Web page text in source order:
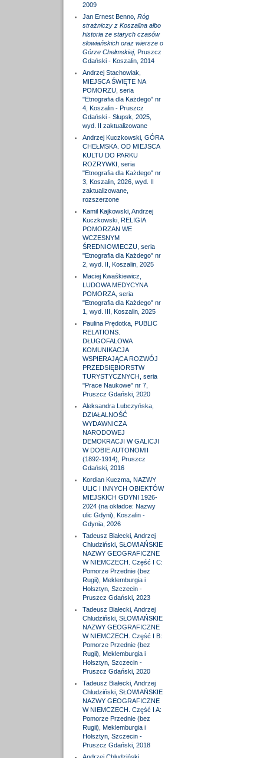
2009
Jan Ernest Benno, Róg
strażniczy z Koszalina albo
historia ze starych czasów
słowiańskich oraz wiersze o
Górze Chełmskiej, Pruszcz
Gdański - Koszalin, 2014
Andrzej Stachowiak,
MIEJSCA ŚWIĘTE NA
POMORZU, seria
"Etnografia dla Każdego" nr
4, Koszalin - Pruszcz
Gdański - Słupsk, 2025,
wyd. II zaktualizowane
Andrzej Kuczkowski, GÓRA
CHEŁMSKA. OD MIEJSCA
KULTU DO PARKU
ROZRYWKI, seria
"Etnografia dla Każdego" nr
3, Koszalin, 2026, wyd. II
zaktualizowane,
rozszerzone
Kamil Kajkowski, Andrzej
Kuczkowski, RELIGIA
POMORZAN WE
WCZESNYM
ŚREDNIOWIECZU, seria
"Etnografia dla Każdego" nr
2, wyd. II, Koszalin, 2025
Maciej Kwaśkiewicz,
LUDOWA MEDYCYNA
POMORZA, seria
"Etnografia dla Każdego" nr
1, wyd. III, Koszalin, 2025
Paulina Prędotka, PUBLIC
RELATIONS.
DŁUGOFALOWA
KOMUNIKACJA
WSPIERAJĄCA ROZWÓJ
PRZEDSIĘBIORSTW
TURYSTYCZNYCH, seria
"Prace Naukowe" nr 7,
Pruszcz Gdański, 2020
Aleksandra Lubczyńska,
DZIAŁALNOŚĆ
WYDAWNICZA
NARODOWEJ
DEMOKRACJI W GALICJI
W DOBIE AUTONOMII
(1892-1914), Pruszcz
Gdański, 2016
Kordian Kuczma, NAZWY
ULIC I INNYCH OBIEKTÓW
MIEJSKICH GDYNI 1926-
2024 (na okładce: Nazwy
ulic Gdyni), Koszalin -
Gdynia, 2026
Tadeusz Białecki, Andrzej
Chludziński, SŁOWIAŃSKIE
NAZWY GEOGRAFICZNE
W NIEMCZECH. Część I C:
Pomorze Przednie (bez
Rugii), Meklemburgia i
Holsztyn, Szczecin -
Pruszcz Gdański, 2023
Tadeusz Białecki, Andrzej
Chludziński, SŁOWIAŃSKIE
NAZWY GEOGRAFICZNE
W NIEMCZECH. Część I B:
Pomorze Przednie (bez
Rugii), Meklemburgia i
Holsztyn, Szczecin -
Pruszcz Gdański, 2020
Tadeusz Białecki, Andrzej
Chludziński, SŁOWIAŃSKIE
NAZWY GEOGRAFICZNE
W NIEMCZECH. Część I A:
Pomorze Przednie (bez
Rugii), Meklemburgia i
Holsztyn, Szczecin -
Pruszcz Gdański, 2018